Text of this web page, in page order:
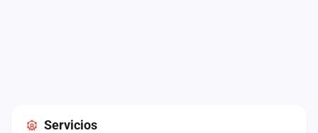
Servicios